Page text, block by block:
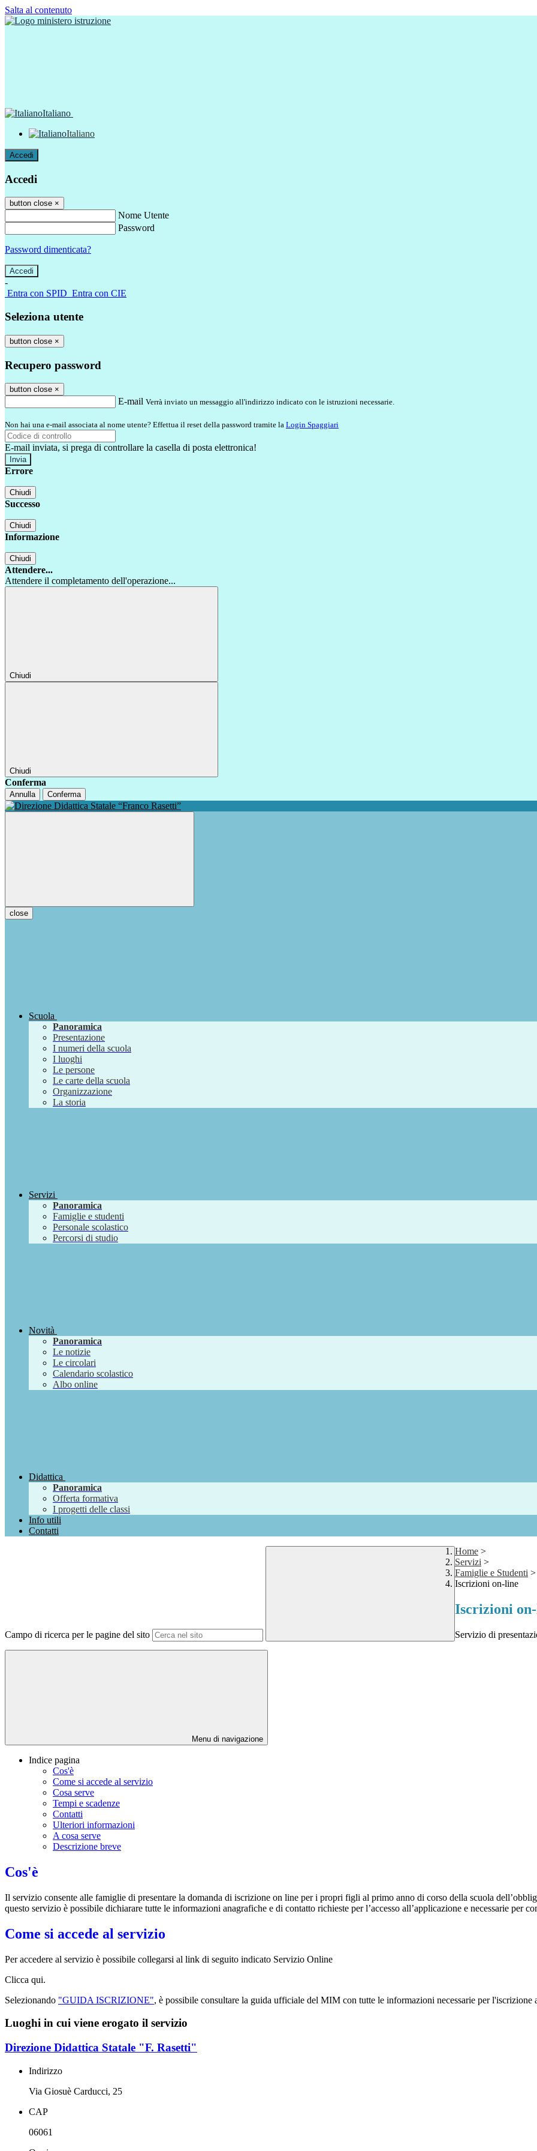
Salta al contenuto
Italiano
Italiano
Accedi
Accedi
button close ×
Nome Utente
Password
Password dimenticata?
-
Entra con SPID Entra con CIE
Seleziona utente
button close ×
Recupero password
button close ×
E-mail Verrà inviato un messaggio all'indirizzo indicato con le istruzioni necessarie.
Non hai una e-mail associata al nome utente? Effettua il reset della password tramite la Login Spaggiari
E-mail inviata, si prega di controllare la casella di posta elettronica!
Errore
Chiudi
Successo
Chiudi
Informazione
Chiudi
Attendere...
Attendere il completamento dell'operazione...
Chiudi
Chiudi
Conferma
Annulla Conferma
close
Scuola
Panoramica
Presentazione
I numeri della scuola
I luoghi
Le persone
Le carte della scuola
Organizzazione
La storia
Servizi
Panoramica
Famiglie e studenti
Personale scolastico
Percorsi di studio
Novità
Panoramica
Le notizie
Le circolari
Calendario scolastico
Albo online
Didattica
Panoramica
Offerta formativa
I progetti delle classi
Info utili
Contatti
Campo di ricerca per le pagine del sito
Home >
Servizi >
Famiglie e Studenti >
Iscrizioni on-line
Iscrizioni
Servizio di
Menu di navigazione
Indice pagina
Cos'è
Come si accede al servizio
Cosa serve
Tempi e scadenze
Contatti
Ulteriori informazioni
A cosa serve
Descrizione breve
Cos'è
Il servizio consente alle famiglie di presentare la domanda di iscrizione on line per i propri figli al primo anno di corso della scuola
questo servizio è possibile dichiarare tutte le informazioni anagrafiche e di contatto richieste per l’accesso all’applicazione e necessarie per
Come si accede al servizio
Per accedere al servizio è possibile collegarsi al link di seguito indicato Servizio Online
Clicca qui.
Selezionando "GUIDA ISCRIZIONE", è possibile consultare la guida ufficiale del MIM con tutte le informazioni necessarie per l'iscrizione
Luoghi in cui viene erogato il servizio
Direzione Didattica Statale "F. Rasetti"
Indirizzo
Via Giosuè Carducci, 25
CAP
06061